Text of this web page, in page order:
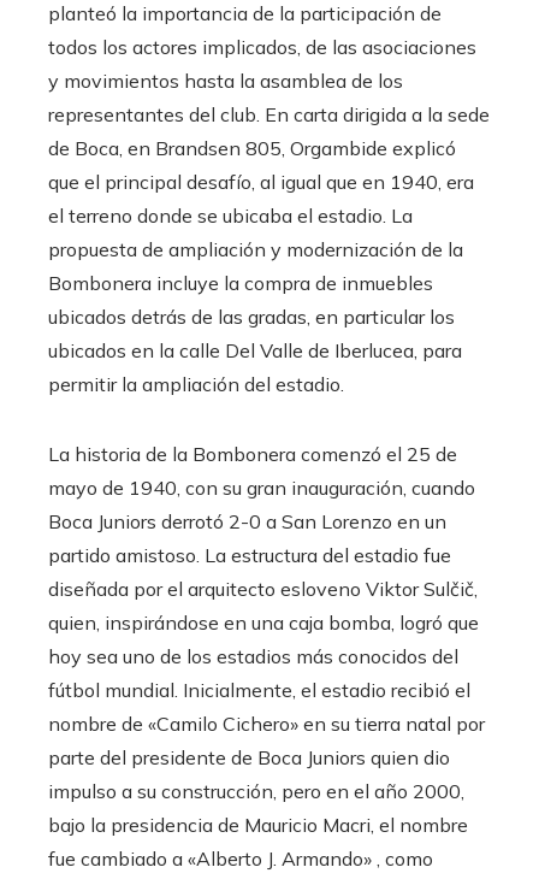
planteó la importancia de la participación de
todos los actores implicados, de las asociaciones
y movimientos hasta la asamblea de los
representantes del club. En carta dirigida a la sede
de Boca, en Brandsen 805, Orgambide explicó
que el principal desafío, al igual que en 1940, era
el terreno donde se ubicaba el estadio. La
propuesta de ampliación y modernización de la
Bombonera incluye la compra de inmuebles
ubicados detrás de las gradas, en particular los
ubicados en la calle Del Valle de Iberlucea, para
permitir la ampliación del estadio.
La historia de la Bombonera comenzó el 25 de
mayo de 1940, con su gran inauguración, cuando
Boca Juniors derrotó 2-0 a San Lorenzo en un
partido amistoso. La estructura del estadio fue
diseñada por el arquitecto esloveno Viktor Sulčič,
quien, inspirándose en una caja bomba, logró que
hoy sea uno de los estadios más conocidos del
fútbol mundial. Inicialmente, el estadio recibió el
nombre de «Camilo Cichero» en su tierra natal por
parte del presidente de Boca Juniors quien dio
impulso a su construcción, pero en el año 2000,
bajo la presidencia de Mauricio Macri, el nombre
fue cambiado a «Alberto J. Armando» , como